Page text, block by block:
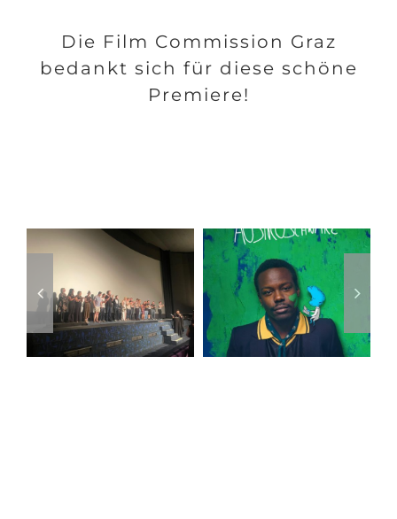
Die Film Commission Graz
bedankt sich für diese schöne
Premiere!
„AUSTROSCHWARZ“
ist ab jetzt
zum
Streamen &
als DVD
verfügbar!
Das war die
„Diagonale
2026″!